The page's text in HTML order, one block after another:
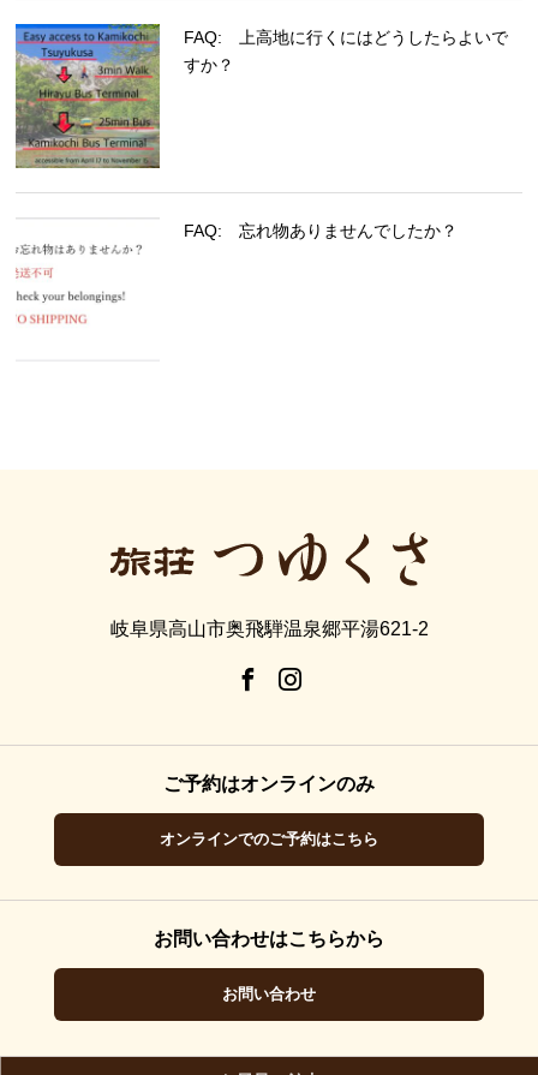
FAQ: 上高地に行くにはどうしたらよいで
すか？
FAQ: 忘れ物ありませんでしたか？
岐阜県高山市奥飛騨温泉郷平湯621-2
ご予約はオンラインのみ
オンラインでのご予約はこちら
お問い合わせはこちらから
お問い合わせ